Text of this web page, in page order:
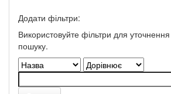
Додати фільтри:
Використовуйте фільтри для уточнення
пошуку.